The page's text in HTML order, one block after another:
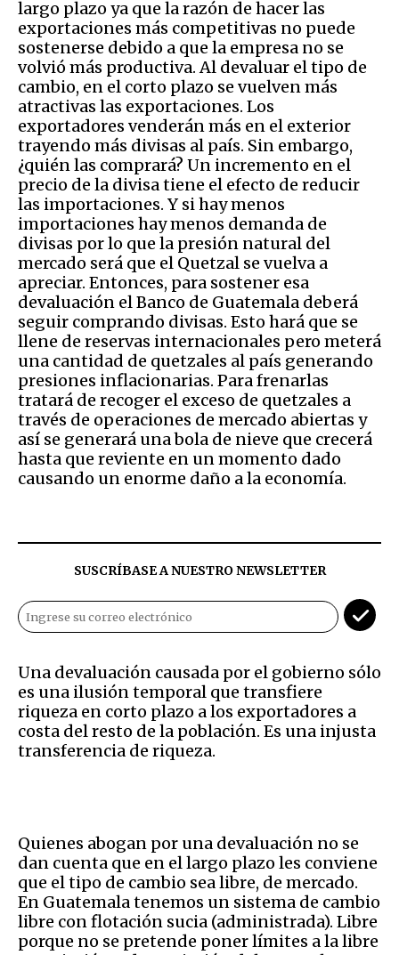
largo plazo ya que la razón de hacer las
exportaciones más competitivas no puede
sostenerse debido a que la empresa no se
volvió más productiva. Al devaluar el tipo de
cambio, en el corto plazo se vuelven más
atractivas las exportaciones. Los
exportadores venderán más en el exterior
trayendo más divisas al país. Sin embargo,
¿quién las comprará? Un incremento en el
precio de la divisa tiene el efecto de reducir
las importaciones. Y si hay menos
importaciones hay menos demanda de
divisas por lo que la presión natural del
mercado será que el Quetzal se vuelva a
apreciar. Entonces, para sostener esa
devaluación el Banco de Guatemala deberá
seguir comprando divisas. Esto hará que se
llene de reservas internacionales pero meterá
una cantidad de quetzales al país generando
presiones inflacionarias. Para frenarlas
tratará de recoger el exceso de quetzales a
través de operaciones de mercado abiertas y
así se generará una bola de nieve que crecerá
hasta que reviente en un momento dado
causando un enorme daño a la economía.
SUSCRÍBASE A NUESTRO NEWSLETTER
Una devaluación causada por el gobierno sólo
es una ilusión temporal que transfiere
riqueza en corto plazo a los exportadores a
costa del resto de la población. Es una injusta
transferencia de riqueza.
Quienes abogan por una devaluación no se
dan cuenta que en el largo plazo les conviene
que el tipo de cambio sea libre, de mercado.
En Guatemala tenemos un sistema de cambio
libre con flotación sucia (administrada). Libre
porque no se pretende poner límites a la libre